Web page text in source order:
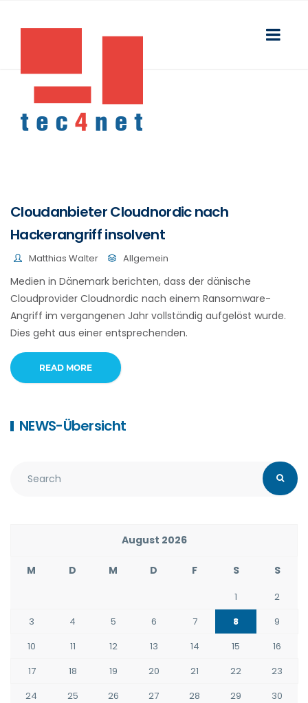
Cloudanbieter Cloudnordic nach
Hackerangriff insolvent
Matthias Walter Allgemein
Medien in Dänemark berichten, dass der dänische
Cloudprovider Cloudnordic nach einem Ransomware-
Angriff im vergangenen Jahr vollständig aufgelöst wurde.
Dies geht aus einer entsprechenden.
READ MORE
NEWS-Übersicht
August 2026
M D M D F S S
1
2
3
4 5 6 7 8
9
10
11 12 13 14 15
16
17
18 19 20 21 22
23
24
25 26 27 28 29
30